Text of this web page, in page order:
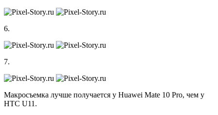
6.
7.
Макросъемка лучше получается у Huawei Mate 10 Pro, чем у
HTC U11.